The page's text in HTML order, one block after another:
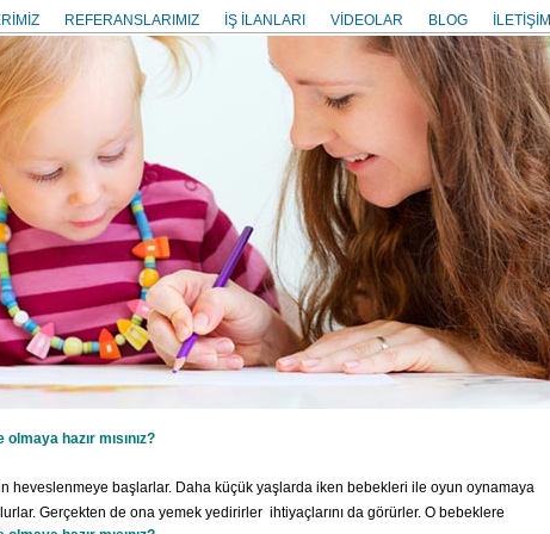
REFERANSLARIMIZ İŞ İLANLARI VİDEOLAR BLOG İLETİŞİM
olmaya hazır mısınız?
heveslenmeye başlarlar. Daha küçük yaşlarda iken bebekleri ile oyun oynamaya
Gerçekten de ona yemek yedirirler ihtiyaçlarını da görürler. O bebeklere